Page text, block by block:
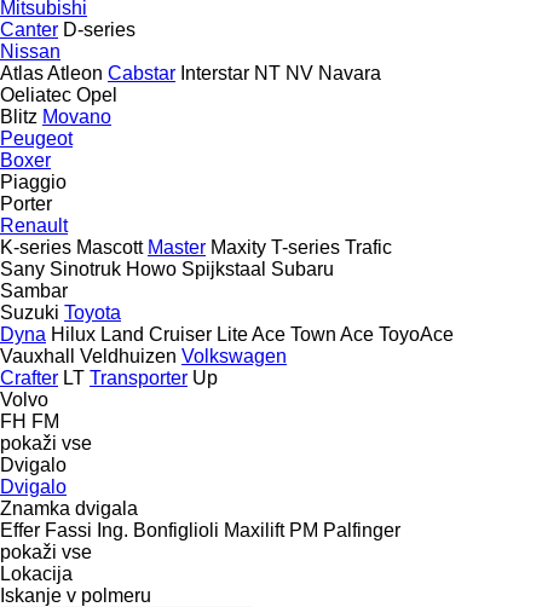
Mitsubishi
Canter D-series
Nissan
AtlasAtleon Cabstar Interstar NT NV Navara
Oeliatec Opel
Blitz Movano
Peugeot
Boxer
Piaggio
Porter
Renault
K-series Mascott Master Maxity T-series Trafic
Sany Sinotruk Howo Spijkstaal Subaru
Sambar
Suzuki Toyota
Dyna Hilux Land Cruiser Lite Ace Town Ace ToyoAce
Vauxhall
Veldhuizen Volkswagen
Crafter LT Transporter Up
Volvo
FH FM
pokaži vse
Dvigalo
Dvigalo
Znamka dvigala
Effer Fassi Ing. Bonfiglioli Maxilift PM Palfinger
pokaži vse
Lokacija
Iskanje v polmeru